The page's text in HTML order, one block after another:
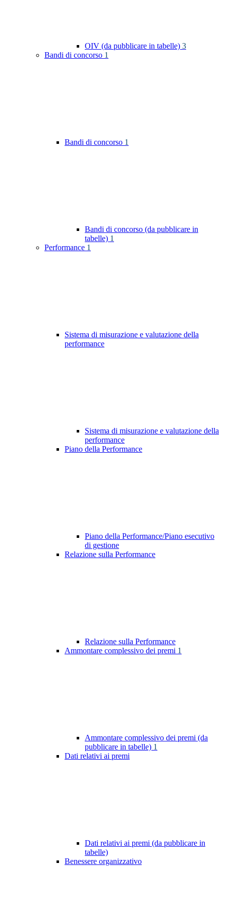
OIV (da pubblicare in tabelle) 3
Bandi di concorso 1
Bandi di concorso 1
Bandi di concorso (da pubblicare in
tabelle) 1
Performance 1
Sistema di misurazione e valutazione della
performance
Sistema di misurazione e valutazione della
performance
Piano della Performance
Piano della Performance/Piano esecutivo
di gestione
Relazione sulla Performance
Relazione sulla Performance
Ammontare complessivo dei premi 1
Ammontare complessivo dei premi (da
pubblicare in tabelle) 1
Dati relativi ai premi
Dati relativi ai premi (da pubblicare in
tabelle)
Benessere organizzativo